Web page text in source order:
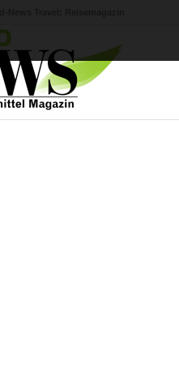
News Travel: Reisemagazin